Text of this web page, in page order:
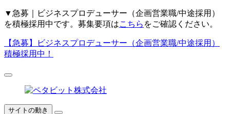
▼ 急募｜ビジネスプロデューサー（企画営業職/中途採用）
を積極採用中です。募集要項はこちら をご確認ください。
【急募】
ビジネスプロデューサー（企画営業職/中途採用）
積極採用中！
サイトの動き